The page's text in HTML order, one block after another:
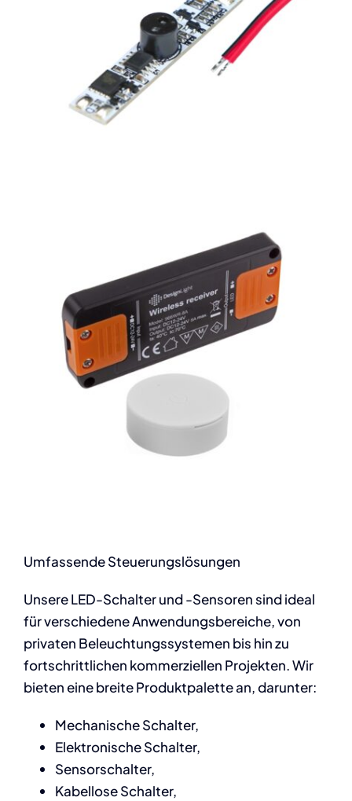
Umfassende Steuerungslösungen
Unsere LED-Schalter und -Sensoren sind ideal
für verschiedene Anwendungsbereiche, von
privaten Beleuchtungssystemen bis hin zu
fortschrittlichen kommerziellen Projekten. Wir
bieten eine breite Produktpalette an, darunter:
Mechanische Schalter,
Elektronische Schalter,
Sensorschalter,
Kabellose Schalter,